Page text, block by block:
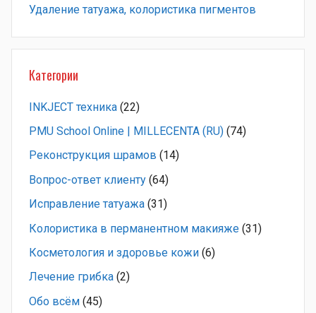
Удаление татуажа, колористика пигментов
Категории
INKJECT техника (22)
PMU School Online | MILLECENTA (RU) (74)
Pеконструкция шрамов (14)
Вопрос-ответ клиенту (64)
Исправление татуажа (31)
Колористика в перманентном макияже (31)
Косметология и здоровье кожи (6)
Лечение грибка (2)
Обо всём (45)